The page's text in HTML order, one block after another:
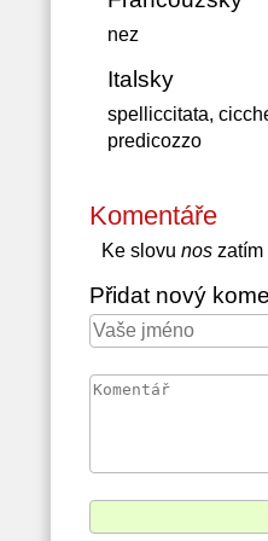
nez
Italsky
spelliccitata,
predicozzo
Komentáře
Ke slovu noszatím
Přidat nový